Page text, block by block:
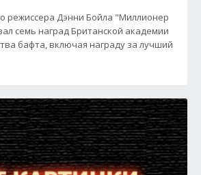
режиссера Дэнни Бойла "Миллионер
семь наград Британской академии
бафта, включая награду за лучший